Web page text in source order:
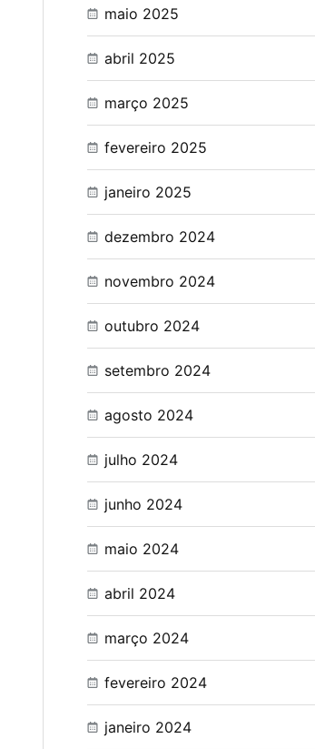
maio 2025
abril 2025
março 2025
fevereiro 2025
janeiro 2025
dezembro 2024
novembro 2024
outubro 2024
setembro 2024
agosto 2024
julho 2024
junho 2024
maio 2024
abril 2024
março 2024
fevereiro 2024
janeiro 2024